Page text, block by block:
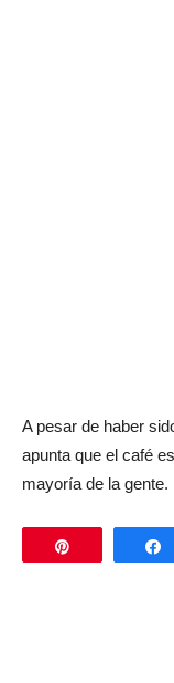
A pesar de haber
apunta que el café
mayoría de la gente.